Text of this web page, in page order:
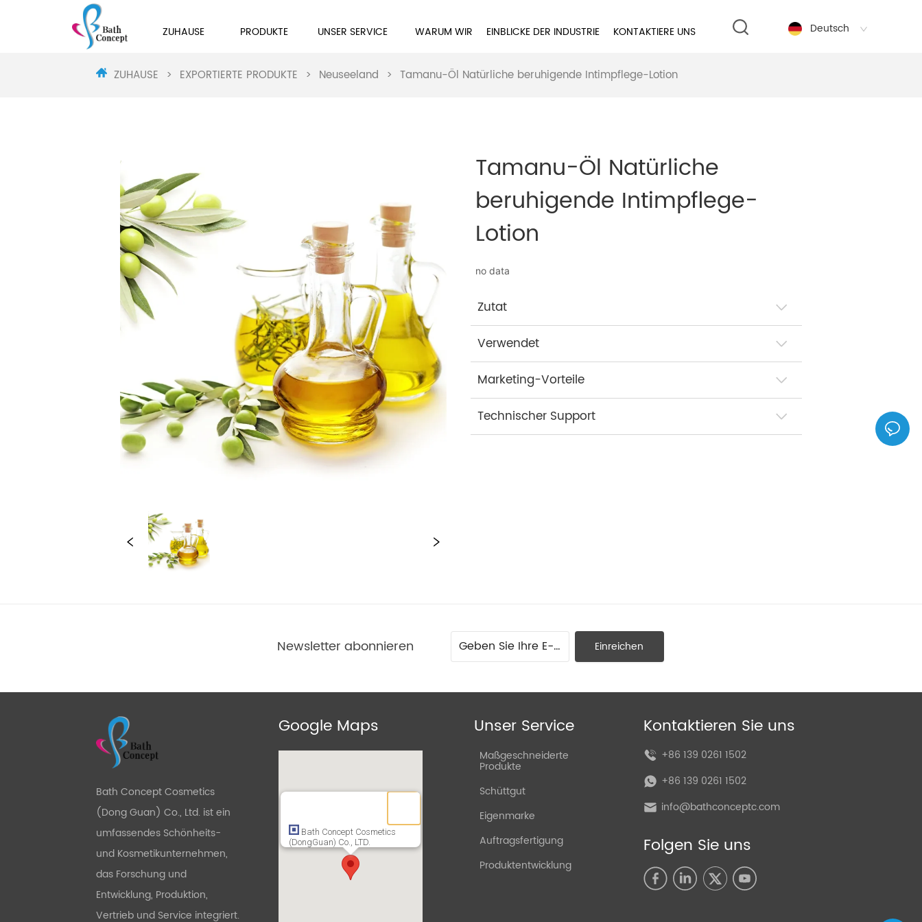
ZUHAUSE PRODUKTE UNSER SERVICE WARUM WIR EINBLICKE DER INDUSTRIE KONTAKTIERE UNS Deutsch
ZUHAUSE > EXPORTIERTE PRODUKTE > Neuseeland > Tamanu-Öl Natürliche beruhigende Intimpflege-Lotion
Tamanu-Öl Natürliche
beruhigende Intimpflege-
Lotion
no data
Zutat
Verwendet
Marketing-Vorteile
Technischer Support
Newsletter abonnieren Einreichen
Bath Concept Cosmetics
(Dong Guan) Co., Ltd. ist ein
umfassendes Schönheits-
und Kosmetikunternehmen,
das Forschung und
Entwicklung, Produktion,
Vertrieb und Service integriert.
Google Maps
Bath Concept Cosmetics
(DongGuan) Co., LTD.
Unser Service
Maßgeschneiderte
Produkte
Schüttgut
Eigenmarke
Auftragsfertigung
Produktentwicklung
Kontaktieren Sie uns
+86 139 0261 1502
+86 139 0261 1502
info@bathconceptc.com
Folgen Sie uns